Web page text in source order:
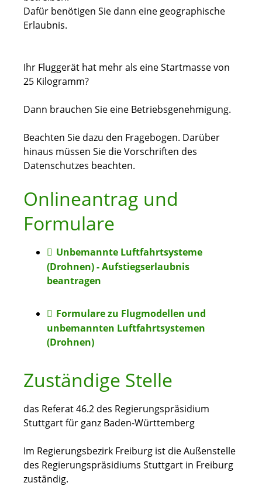
Dafür benötigen Sie dann eine geographische
Erlaubnis.
Ihr Fluggerät hat mehr als eine Startmasse von
25 Kilogramm?
Dann brauchen Sie eine Betriebsgenehmigung.
Beachten Sie dazu den Fragebogen. Darüber
hinaus müssen Sie die Vorschriften des
Datenschutzes beachten.
Onlineantrag und
Formulare
Unbemannte Luftfahrtsysteme
(Drohnen) - Aufstiegserlaubnis
beantragen
Formulare zu Flugmodellen und
unbemannten Luftfahrtsystemen
(Drohnen)
Zuständige Stelle
das Referat 46.2 des Regierungspräsidium
Stuttgart für ganz Baden-Württemberg
Im Regierungsbezirk Freiburg ist die Außenstelle
des Regierungspräsidiums Stuttgart in Freiburg
zuständig.